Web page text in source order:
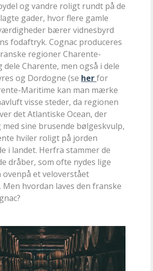
og vandre roligt rundt på de
gader, hvor flere gamle
bærer vidnesbyrd
fodaftryk. Cognac produceres
regioner Charente-
dele Charente, men også i dele
og Dordogne (se herfor
Maritime kan man mærke
visse steder, da regionen
det Atlantiske Ocean, der
sine brusende bølgeskvulp,
hviler roligt på jorden
i landet. Herfra stammer de
dråber, som ofte nydes lige
et veloverstået
hvordan laves den franske